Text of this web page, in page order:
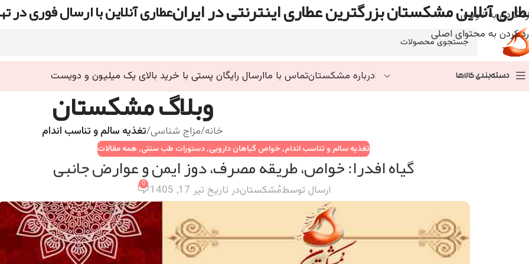
رد کردن به ناوبری
رد کردن به محتوای اصلی
آنلاین مشکستان بزرگترین عطاری اینترنتی در ایرانعطاری آنلاین با ارسال فوری در
دسته‌بندی کالاها درباره مشکستانتماس با ماارسال رایگان پستی با خرید بالای یک میلیون و دویست
وبلاگ مشکستانخانه/مزاج شناسی/تغذیه سالم و تناسب اندام
تغذیه سالم و تناسب اندام,خواص گیاهان دارویی,دستورات طب سنتی,همه مقالات
گیاه افدرا: خواص، طریقه مصرف، دوز ایمن و عوارض جانبی
ارسال توسطمُشکستاندر تاریخ تیر 17, 1405 0